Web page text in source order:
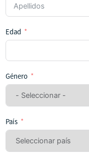
Edad
Género
País